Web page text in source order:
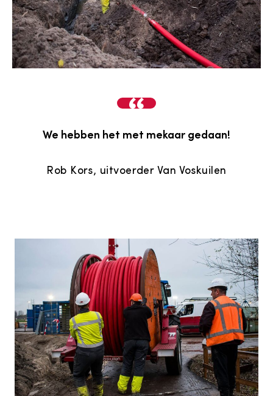
We hebben het met mekaar gedaan!
Rob Kors, uitvoerder Van Voskuilen